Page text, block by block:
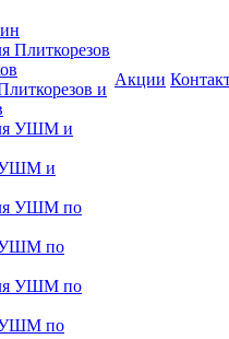
и
УШМ и
УШМ по
УШМ по
Акции